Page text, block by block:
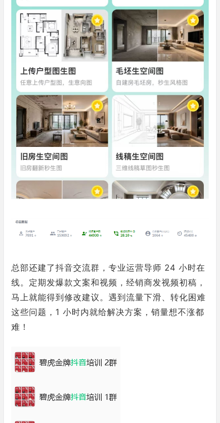
总部还建了抖音交流群，专业运营导师 24 小时在
线。定期发爆款文案和视频，经销商发视频初稿，
马上就能得到修改建议。遇到流量下滑、转化困难
这些问题，1 小时内就给解决方案，销量想不涨都
难！